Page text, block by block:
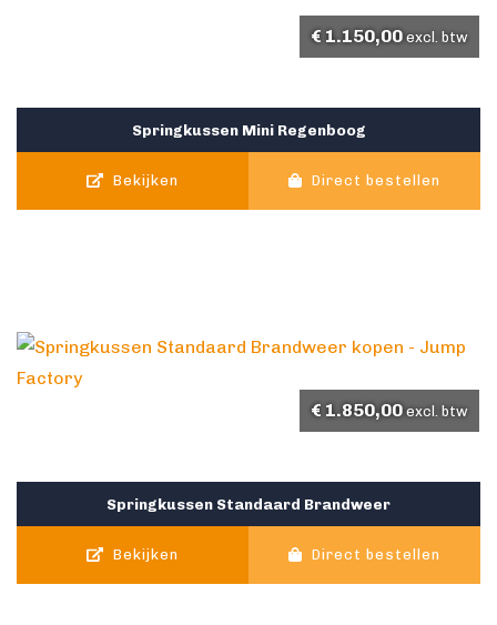
Springkussen Mini Regenboog
€ 1.150,00 excl. btw
Bekijken Direct bestellen
Springkussen Standaard Brandweer
€ 1.850,00 excl. btw
Bekijken Direct bestellen